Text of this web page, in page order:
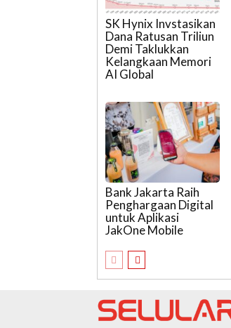
SK Hynix Invstasikan
Dana Ratusan Triliun
Demi Taklukkan
Kelangkaan Memori
AI Global
Bank Jakarta Raih
Penghargaan Digital
untuk Aplikasi
JakOne Mobile